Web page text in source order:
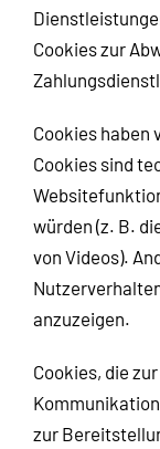
Cookies zur
Cookies haben
Cookies sind
würden (z. B.
von Videos).
anzuzeigen.
Cookies, die
zur